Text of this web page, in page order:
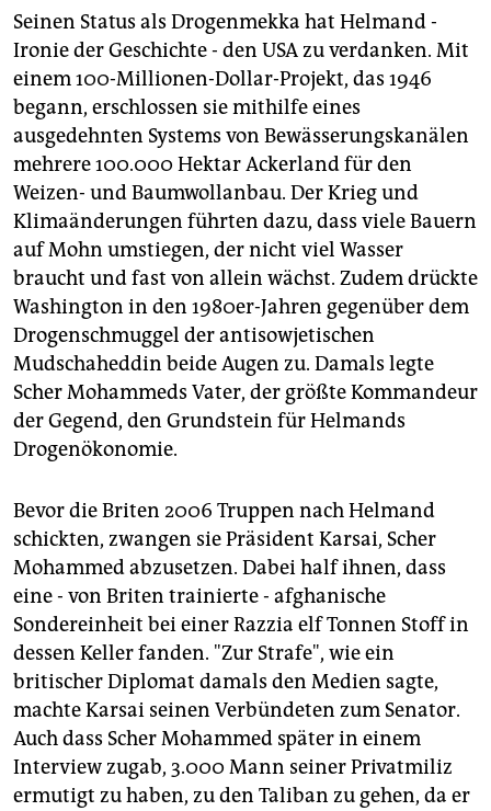
Seinen Status als Drogenmekka hat Helmand -
Ironie der Geschichte - den USA zu verdanken. Mit
einem 100-Millionen-Dollar-Projekt, das 1946
begann, erschlossen sie mithilfe eines
ausgedehnten Systems von Bewässerungskanälen
mehrere 100.000 Hektar Ackerland für den
Weizen- und Baumwollanbau. Der Krieg und
Klimaänderungen führten dazu, dass viele Bauern
auf Mohn umstiegen, der nicht viel Wasser
braucht und fast von allein wächst. Zudem drückte
Washington in den 1980er-Jahren gegenüber dem
Drogenschmuggel der antisowjetischen
Mudschaheddin beide Augen zu. Damals legte
Scher Mohammeds Vater, der größte Kommandeur
der Gegend, den Grundstein für Helmands
Drogenökonomie.
Bevor die Briten 2006 Truppen nach Helmand
schickten, zwangen sie Präsident Karsai, Scher
Mohammed abzusetzen. Dabei half ihnen, dass
eine - von Briten trainierte - afghanische
Sondereinheit bei einer Razzia elf Tonnen Stoff in
dessen Keller fanden. "Zur Strafe", wie ein
britischer Diplomat damals den Medien sagte,
machte Karsai seinen Verbündeten zum Senator.
Auch dass Scher Mohammed später in einem
Interview zugab, 3.000 Mann seiner Privatmiliz
ermutigt zu haben, zu den Taliban zu gehen, da er